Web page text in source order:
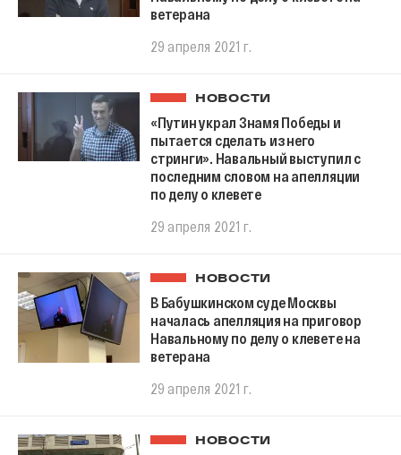
ветерана
29 апреля 2021 г.
НОВОСТИ
«Путин украл Знамя Победы и
пытается сделать из него
стринги». Навальный выступил с
последним словом на апелляции
по делу о клевете
29 апреля 2021 г.
НОВОСТИ
В Бабушкинском суде Москвы
началась апелляция на приговор
Навальному по делу о клевете на
ветерана
29 апреля 2021 г.
НОВОСТИ